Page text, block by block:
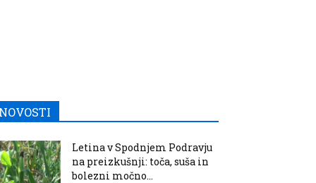
Letina v Spodnjem Podravju
na preizkušnji: toča, suša in
bolezni močno...